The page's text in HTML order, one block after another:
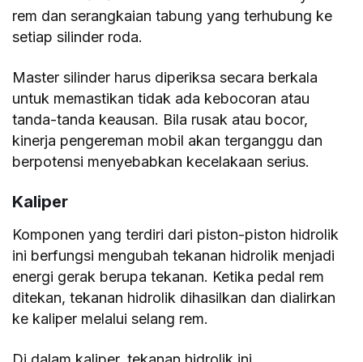
rem dan serangkaian tabung yang terhubung ke
setiap silinder roda.
Master silinder harus diperiksa secara berkala
untuk memastikan tidak ada kebocoran atau
tanda-tanda keausan. Bila rusak atau bocor,
kinerja pengereman mobil akan terganggu dan
berpotensi menyebabkan kecelakaan serius.
Kaliper
Komponen yang terdiri dari piston-piston hidrolik
ini berfungsi mengubah tekanan hidrolik menjadi
energi gerak berupa tekanan. Ketika pedal rem
ditekan, tekanan hidrolik dihasilkan dan dialirkan
ke kaliper melalui selang rem.